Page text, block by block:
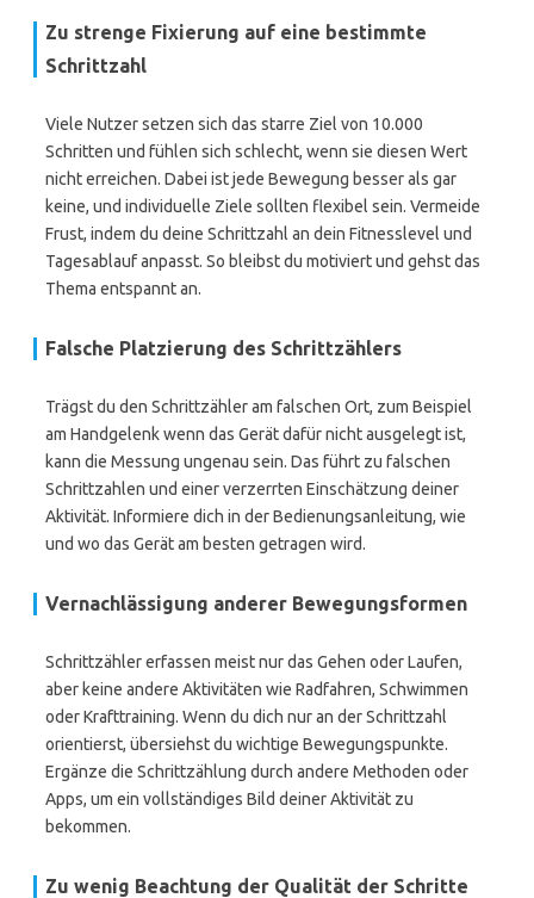
Zu strenge Fixierung auf eine bestimmte
Schrittzahl
Viele Nutzer setzen sich das starre Ziel von 10.000
Schritten und fühlen sich schlecht, wenn sie diesen Wert
nicht erreichen. Dabei ist jede Bewegung besser als gar
keine, und individuelle Ziele sollten flexibel sein. Vermeide
Frust, indem du deine Schrittzahl an dein Fitnesslevel und
Tagesablauf anpasst. So bleibst du motiviert und gehst das
Thema entspannt an.
Falsche Platzierung des Schrittzählers
Trägst du den Schrittzähler am falschen Ort, zum Beispiel
am Handgelenk wenn das Gerät dafür nicht ausgelegt ist,
kann die Messung ungenau sein. Das führt zu falschen
Schrittzahlen und einer verzerrten Einschätzung deiner
Aktivität. Informiere dich in der Bedienungsanleitung, wie
und wo das Gerät am besten getragen wird.
Vernachlässigung anderer Bewegungsformen
Schrittzähler erfassen meist nur das Gehen oder Laufen,
aber keine andere Aktivitäten wie Radfahren, Schwimmen
oder Krafttraining. Wenn du dich nur an der Schrittzahl
orientierst, übersiehst du wichtige Bewegungspunkte.
Ergänze die Schrittzählung durch andere Methoden oder
Apps, um ein vollständiges Bild deiner Aktivität zu
bekommen.
Zu wenig Beachtung der Qualität der Schritte